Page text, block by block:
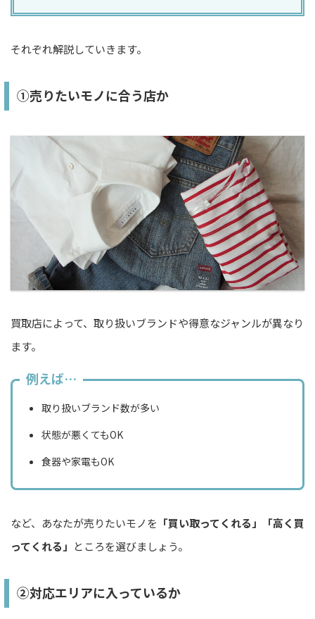
それぞれ解説していきます。
①売りたいモノに合う店か
買取店によって、取り扱いブランドや得意なジャンルが異なり
ます。
例えば…
取り扱いブランド数が多い
状態が悪くてもOK
食器や家電もOK
など、あなたが売りたいモノを 「買い取ってくれる」「高く買
ってくれる」 ところを選びましょう。
②対応エリアに入っているか